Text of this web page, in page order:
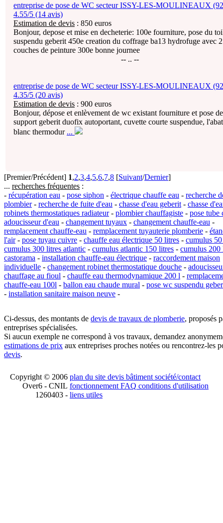
entreprise de pose de WC secteur ISSY-LES-MOULINEAUX
4.55/5 (14 avis)
Estimation de devis : 850 euros
Bonjour, depose et mise en decheterie: 100e fourniture, pose du
suspendu geberit 450e creation du coffrage ba13 hydrofuge avec 2
couches de peinture 300e bonne journee
-- .. --
entreprise de pose de WC secteur ISSY-LES-MOULINEAUX
4.35/5 (20 avis)
Estimation de devis : 900 euros
Bonjour, dépose et enlèvement de wc existant fourniture et pose
support geberit duofix autoportant, cuvette courte suspendue,
blanc thermodur ...
[Premier/Précédent] 1,2,3,4,5,6,7,8 [Suivant/Dernier]
... recherches fréquentes :
- récupération eau - pose siphon - électrique chauffe eau - recherche
plombier- recherche de fuite d'eau - chasse d'eau geberit - chasse
robinets thermostatiques radiateur- plombier chauffagiste - pose tube
adoucisseur d'eau - changement tuyaux - changement chauffe-eau -
remplacement chauffe-eau - remplacement tuyauterie plomberie -
l'air- pose tuyau cuivre - chauffe eau électrique 50 litres - cumulus
cumulus 300 litres atlantic - cumulus atlantic 150 litres - cumulus 200
castorama - installation chauffe-eau électrique - raccordement maison
individuelle - changement robinet thermostatique douche -
chauffage au fioul - chauffe eau thermodynamique 200 l -
chauffe-eau 100l - ballon eau chaude mural - pose wc suspendu
- installation sanitaire maison neuve -
Ci-dessus, des montants de devis de travaux de plomberie, proposés
entreprises spécialisées.
Si aucun exemple ne correspond à vos travaux, demandez
estimations de prix aux entreprises proches notées ou rencontrez-les
devis.
Copyright © 2006
Over6 - CNIL
1260403 -
plan du site devis bâtiment société/contact
fonctionnement FAQ conditions d'utilisation
liens utiles